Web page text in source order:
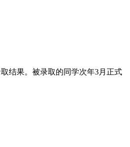
结果。被录取的同学次年3月正式